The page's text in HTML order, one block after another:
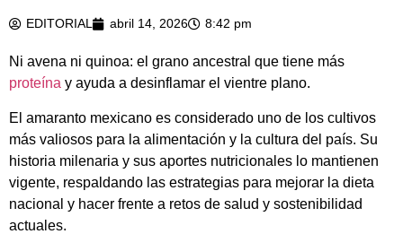
EDITORIAL abril 14, 2026 8:42 pm
Ni avena ni quinoa: el grano ancestral que tiene más
proteína y ayuda a desinflamar el vientre plano.
El amaranto mexicano es considerado uno de los cultivos
más valiosos para la alimentación y la cultura del país. Su
historia milenaria y sus aportes nutricionales lo mantienen
vigente, respaldando las estrategias para mejorar la dieta
nacional y hacer frente a retos de salud y sostenibilidad
actuales.